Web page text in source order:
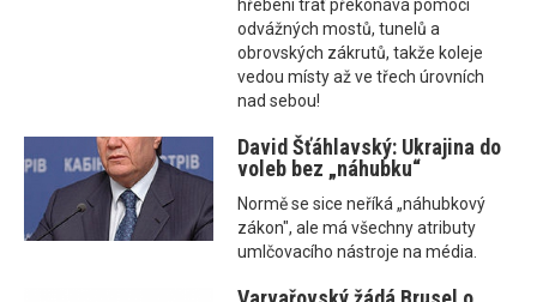
hřebeni trať překonává pomocí
odvážných mostů, tunelů a
obrovských zákrutů, takže koleje
vedou místy až ve třech úrovních
nad sebou!
David Šťáhlavský: Ukrajina do
voleb bez „náhubku“
Normě se sice neříká „náhubkový
zákon", ale má všechny atributy
umlčovacího nástroje na média.